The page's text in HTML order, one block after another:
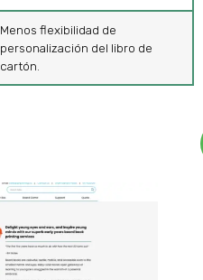
Menos flexibilidad de
personalización del libro de
cartón.